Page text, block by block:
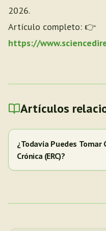
2026.
Artículo completo: 👉
https://
Artículos
¿Todavía Puedes Tomar
Crónica (ERC)?